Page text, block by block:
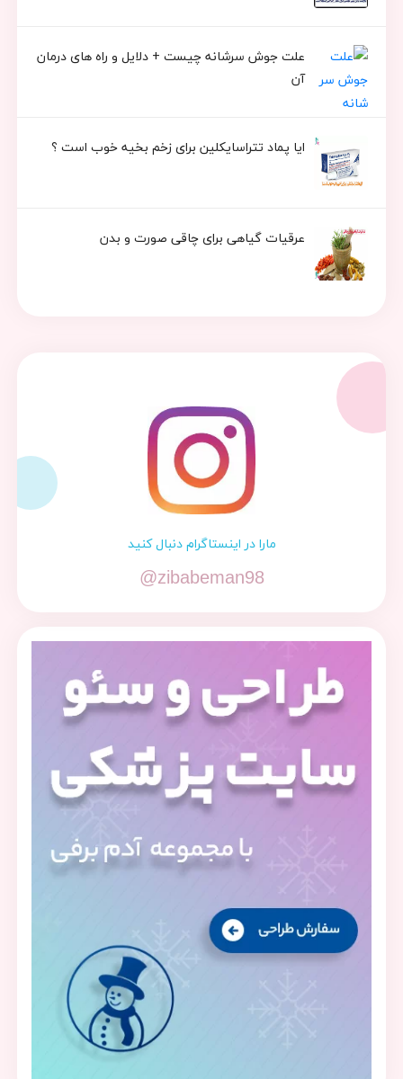
علت جوش سرشانه چیست + دلایل و راه های درمان
آن
ایا پماد تتراسایکلین برای زخم بخیه خوب است ؟
عرقیات گیاهی برای چاقی صورت و بدن
مارا در اینستاگرام دنبال کنید
@zibabeman98